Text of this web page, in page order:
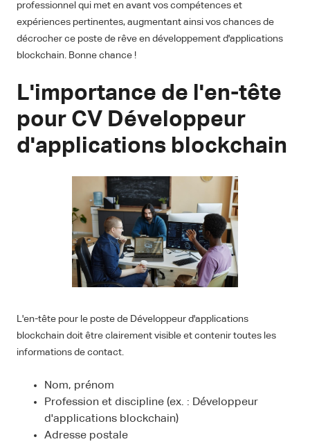
professionnel qui met en avant vos compétences et
expériences pertinentes, augmentant ainsi vos chances de
décrocher ce poste de rêve en développement d'applications
blockchain. Bonne chance !
L'importance de l'en-tête
pour CV Développeur
d'applications blockchain
L'en-tête pour le poste de Développeur d'applications
blockchain doit être clairement visible et contenir toutes les
informations de contact.
Nom, prénom
Profession et discipline (ex. : Développeur
d'applications blockchain)
Adresse postale